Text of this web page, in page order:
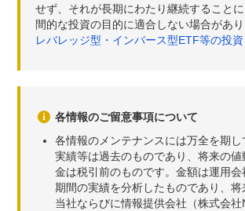
せず、それが長期にわたり継続すること
間的な投資の目的に適合しない場合があり
レバレッジ型・インバース型ETF等の投
各情報のご留意事項について
各情報のメンテナンスには万全を期
実績等は過去のものであり、将来の
金は税引前のものです。金額は運用
期間の実績を分析したものであり、
当社ならびに情報提供会社（株式会